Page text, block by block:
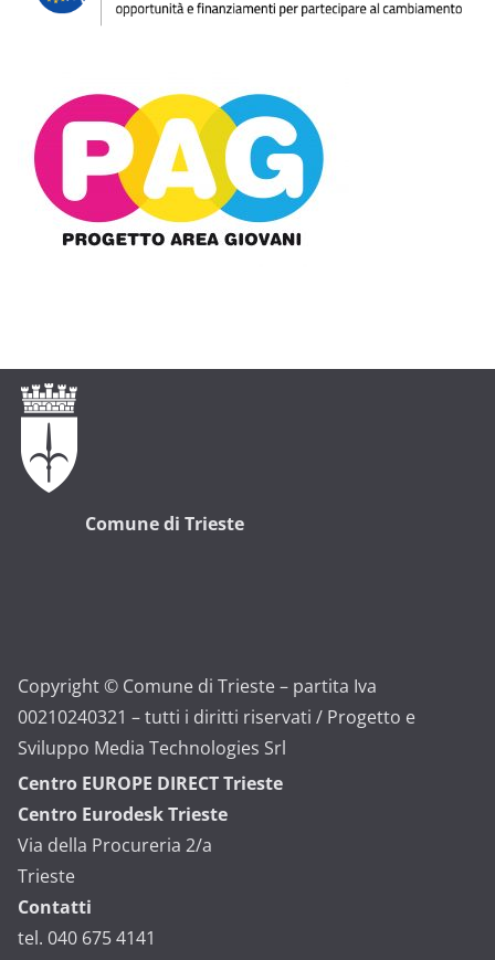
Comune di Trieste
Copyright © Comune di Trieste – partita Iva
00210240321 – tutti i diritti riservati / Progetto e
Sviluppo Media Technologies Srl
Centro EUROPE DIRECT Trieste
Centro Eurodesk Trieste
Via della Procureria 2/a
Trieste
Contatti
tel. 040 675 4141